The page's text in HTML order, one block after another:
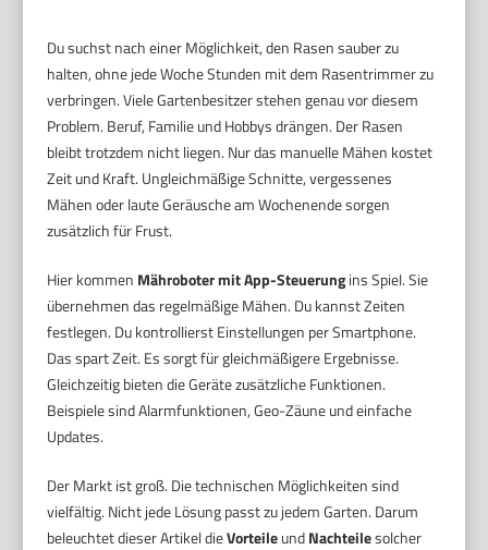
Du suchst nach einer Möglichkeit, den Rasen sauber zu
halten, ohne jede Woche Stunden mit dem Rasentrimmer zu
verbringen. Viele Gartenbesitzer stehen genau vor diesem
Problem. Beruf, Familie und Hobbys drängen. Der Rasen
bleibt trotzdem nicht liegen. Nur das manuelle Mähen kostet
Zeit und Kraft. Ungleichmäßige Schnitte, vergessenes
Mähen oder laute Geräusche am Wochenende sorgen
zusätzlich für Frust.
Hier kommen Mähroboter mit App-Steuerungins Spiel. Sie
übernehmen das regelmäßige Mähen. Du kannst Zeiten
festlegen. Du kontrollierst Einstellungen per Smartphone.
Das spart Zeit. Es sorgt für gleichmäßigere Ergebnisse.
Gleichzeitig bieten die Geräte zusätzliche Funktionen.
Beispiele sind Alarmfunktionen, Geo-Zäune und einfache
Updates.
Der Markt ist groß. Die technischen Möglichkeiten sind
vielfältig. Nicht jede Lösung passt zu jedem Garten. Darum
beleuchtet dieser Artikel dieVorteileundNachteilesolcher